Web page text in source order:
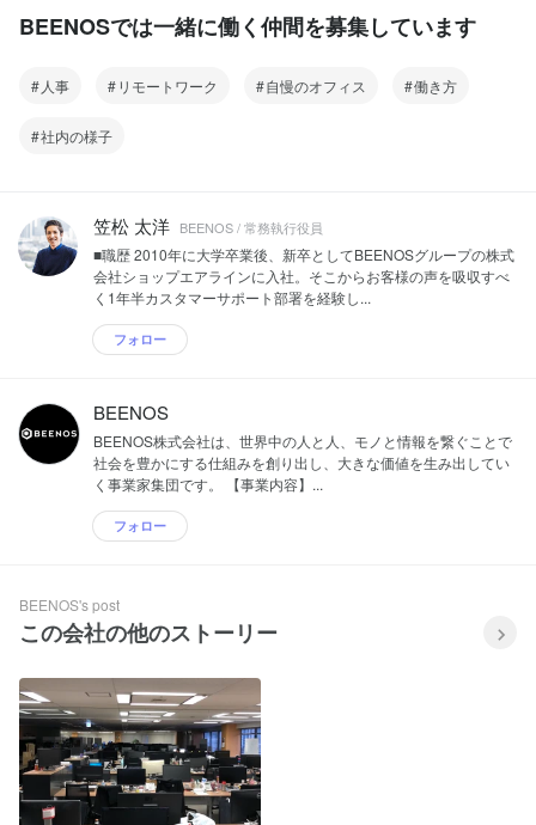
BEENOSでは一緒に働く仲間を募集しています
人事 リモートワーク 自慢のオフィス 働き方
社内の様子
笠松 太洋 BEENOS / 常務執行役員
■職歴 2010年に大学卒業後、新卒としてBEENOSグループの株式
会社ショップエアラインに入社。そこからお客様の声を吸収すべ
く1年半カスタマーサポート部署を経験し...
フォロー
BEENOS
BEENOS株式会社は、世界中の人と人、モノと情報を繋ぐことで
社会を豊かにする仕組みを創り出し、大きな価値を生み出してい
く事業家集団です。 【事業内容】...
フォロー
BEENOS's post
この会社の他のストーリー